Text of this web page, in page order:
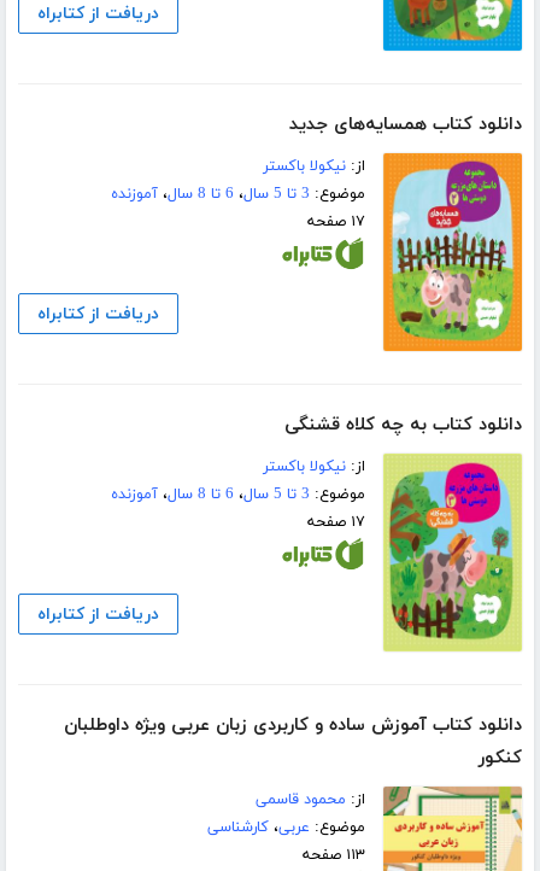
دریافت از کتابراه
دانلود کتاب همسایه‌های جدید
از:نیکولا باکستر
موضوع: 3 تا 5 سال ، 6 تا 8 سال ،آموزنده
۱۷ صفحه
دریافت از کتابراه
دانلود کتاب به چه کلاه قشنگی
از:نیکولا باکستر
موضوع: 3 تا 5 سال ، 6 تا 8 سال ،آموزنده
۱۷ صفحه
دریافت از کتابراه
دانلود کتاب آموزش ساده و کاربردی زبان عربی ویژه داوطلبان
کنکور
از: محمود قاسمی
موضوع: عربی،کارشناسی
۱۱۳ صفحه